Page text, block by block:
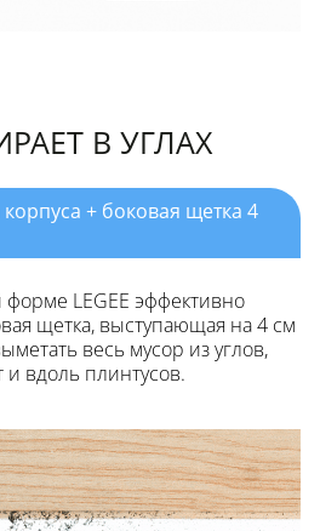
В УГЛАХ
+ боковая щетка 4
форме LEGEE эффективно
щетка, выступающая на 4 см
весь мусор из углов,
и вдоль плинтусов.